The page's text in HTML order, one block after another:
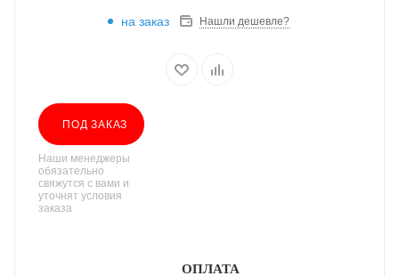
на заказ Нашли дешевле?
ПОД ЗАКАЗ
Наши менеджеры
обязательно
свяжутся с вами и
уточнят условия
заказа
ОПЛАТА